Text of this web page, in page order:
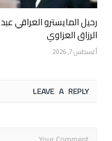
رحيل المايسترو العراقي عبد
الرزاق العزاوي
أغسطس 7, 2026
LEAVE A REPLY